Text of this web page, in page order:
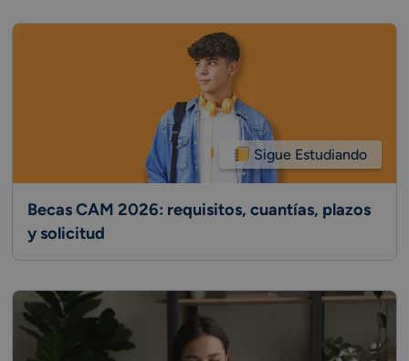
Sigue Estudiando
Becas CAM 2026: requisitos, cuantías, plazos
y solicitud